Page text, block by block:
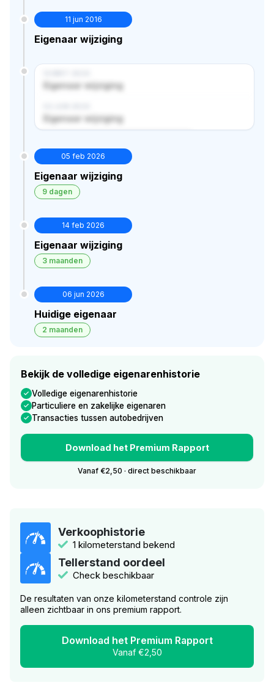
11 jun 2016
Eigenaar wijziging
Eigenaar wijziging
Eigenaar wijziging
05 feb 2026
Eigenaar wijziging
9 dagen
14 feb 2026
Eigenaar wijziging
3 maanden
06 jun 2026
Huidige eigenaar
2 maanden
Bekijk de volledige eigenarenhistorie
Volledige eigenarenhistorie
Particuliere en zakelijke eigenaren
Transacties tussen autobedrijven
Download het Premium Rapport
Vanaf €2,50 · direct beschikbaar
Verkoophistorie
1 kilometerstand bekend
Tellerstand oordeel
Check beschikbaar
De resultaten van onze kilometerstand controle zijn
alleen zichtbaar in ons premium rapport.
Download het Premium Rapport
Vanaf €2,50